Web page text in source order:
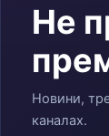
Не
Новини,
каналах.